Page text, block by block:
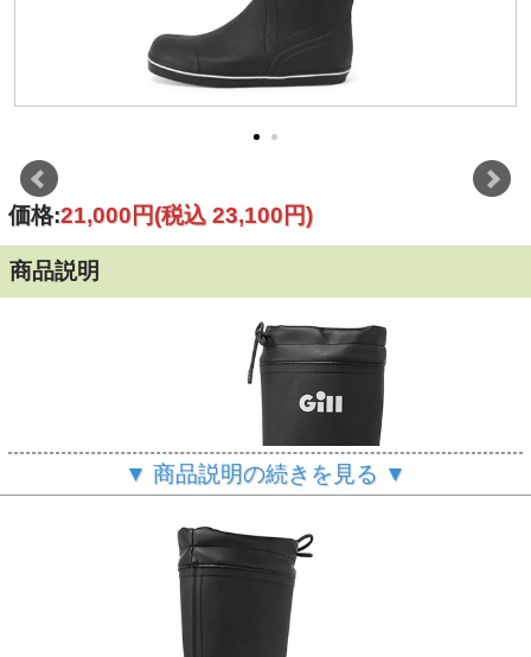
価格:21,000円(税込 23,100円)
商品説明
▼ 商品説明の続きを見る ▼